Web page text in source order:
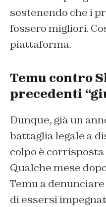
sostenendo che i
fossero migliori.
piattaforma.
Temu contro
precedenti
Dunque, già un
battaglia legale a
colpo è corrisposta
Qualche mese
Temu a
di essersi